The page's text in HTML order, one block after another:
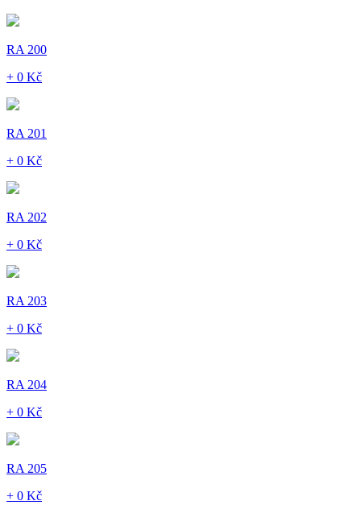
RA 200
+ 0 Kč
RA 201
+ 0 Kč
RA 202
+ 0 Kč
RA 203
+ 0 Kč
RA 204
+ 0 Kč
RA 205
+ 0 Kč